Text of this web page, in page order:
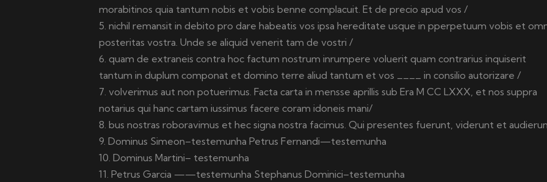
morabitinos quia tantum nobis et vobis benne complacuit. Et de precio apud vos /
5. nichil remansit in debito pro dare habeatis vos ipsa hereditate usque in pperpetuum vobis et
posteritas vostra. Unde se aliquid venerit tam de vostri /
6. quam de extraneis contra hoc factum nostrum inrumpere voluerit quam contrarius inquiserit
tantum in duplum componat et domino terre aliud tantum et vos ____ in consilio autorizare /
7. volverimus aut non potuerimus. Facta carta in mensse aprillis sub Era M CC LXXX, et nos suppra
notarius qui hanc cartam iussimus facere coram idoneis mani/
8. bus nostras roboravimus et hec signa nostra facimus. Qui presentes fuerunt, viderunt et
9. Dominus Simeon–testemunha Petrus Fernandi—testemunha
10. Dominus Martini– testemunha
11. Petrus Garcia ——testemunha Stephanus Dominici–testemunha